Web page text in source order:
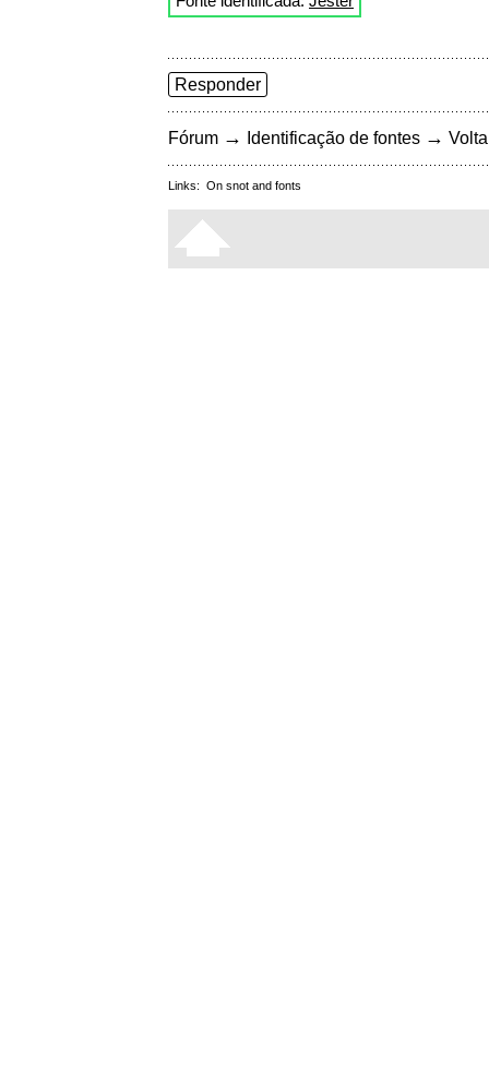
Responder
Fórum → Identificação de fontes →
Links: On snot and fonts